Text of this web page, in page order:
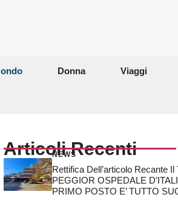
Donna Viaggi
Articoli Recenti
NEWS
Rettifica Dell’articolo Recante Il
PEGGIOR OSPEDALE
PRIMO POSTO E’ TUTTO